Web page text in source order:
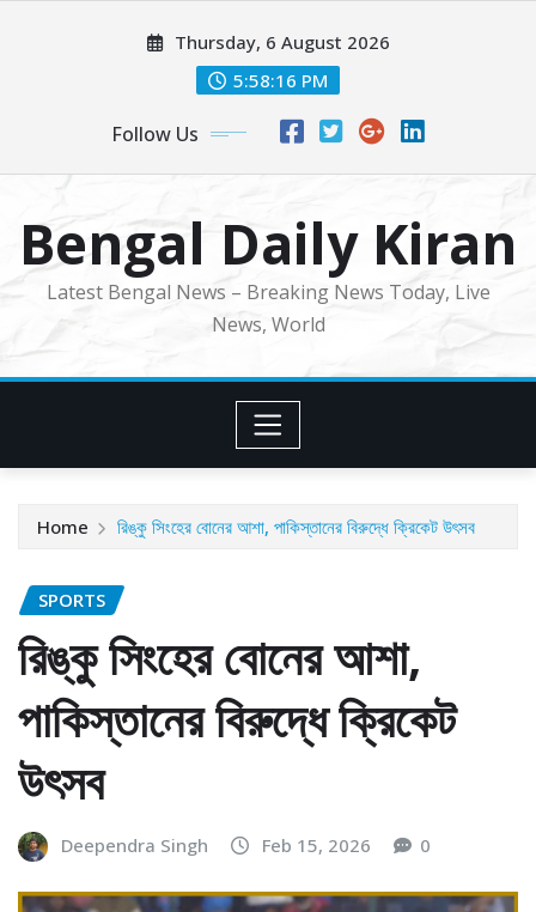
Thursday, 6 August 2026
5:58:18 PM
Follow Us
Bengal Daily Kiran
Latest Bengal News – Breaking News Today, Live
News, World
Home রিঙ্কু সিংহের বোনের আশা, পাকিস্তানের বিরুদ্ধে ক্রিকেট উৎসব
SPORTS
রিঙ্কু সিংহের বোনের আশা,
পাকিস্তানের বিরুদ্ধে ক্রিকেট
উৎসব
Deependra Singh Feb 15, 2026 0